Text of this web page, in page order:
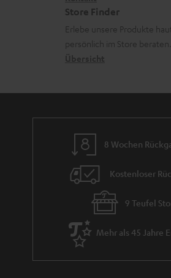
a
r
a
i
e
ü
c
a
h
m
k
o
d
a
n
Store Finder
Erlebe unsere Produkte
persönlich im Store beraten.
8 Wochen
Kostenloser
9 Teufel
Mehr als 45 Jahre